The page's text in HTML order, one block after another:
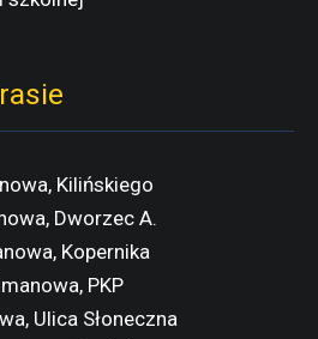
Kilińskiego
Dworzec A.
Kopernika
PKP
Ulica Słoneczna